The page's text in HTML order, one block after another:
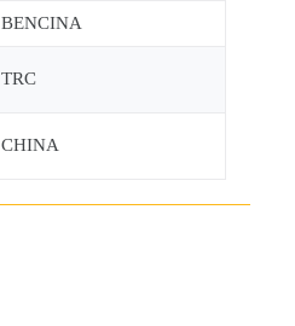
BENCINA
TRC
CHINA